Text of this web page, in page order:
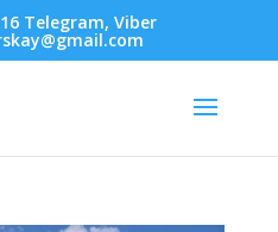
Telegram, Viber